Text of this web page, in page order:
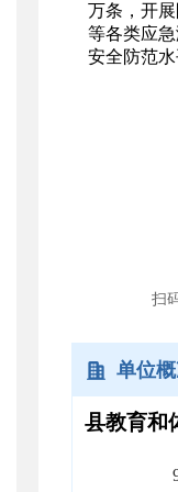
万条，开
等各类应
安全防范水
扫
单位
县教育和